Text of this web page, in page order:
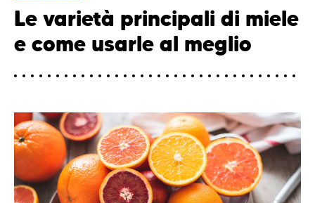
Le varietà principali di miele
e come usarle al meglio